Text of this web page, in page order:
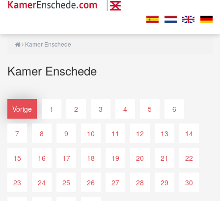
Kamer Enschede
Kamer Enschede
Vorige 1 2 3 4 5 6
7 8 9 10 11 12 13 14
15 16 17 18 19 20 21 22
23 24 25 26 27 28 29 30